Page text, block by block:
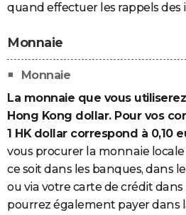
quand effectuer les rappels des
Monnaie
Monnaie
La monnaie que vous
Hong Kong dollar. Pour vos
1 HK dollar correspond à 0,10
vous procurer la monnaie
ce soit dans les banques, dans
ou via votre carte de crédit dans
pourrez également payer dans